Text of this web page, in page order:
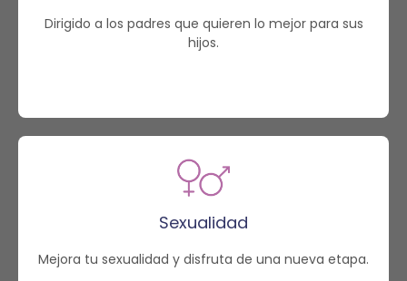
Dirigido a los padres que quieren lo mejor para sus
hijos.
Sexualidad
Mejora tu sexualidad y disfruta de una nueva etapa.